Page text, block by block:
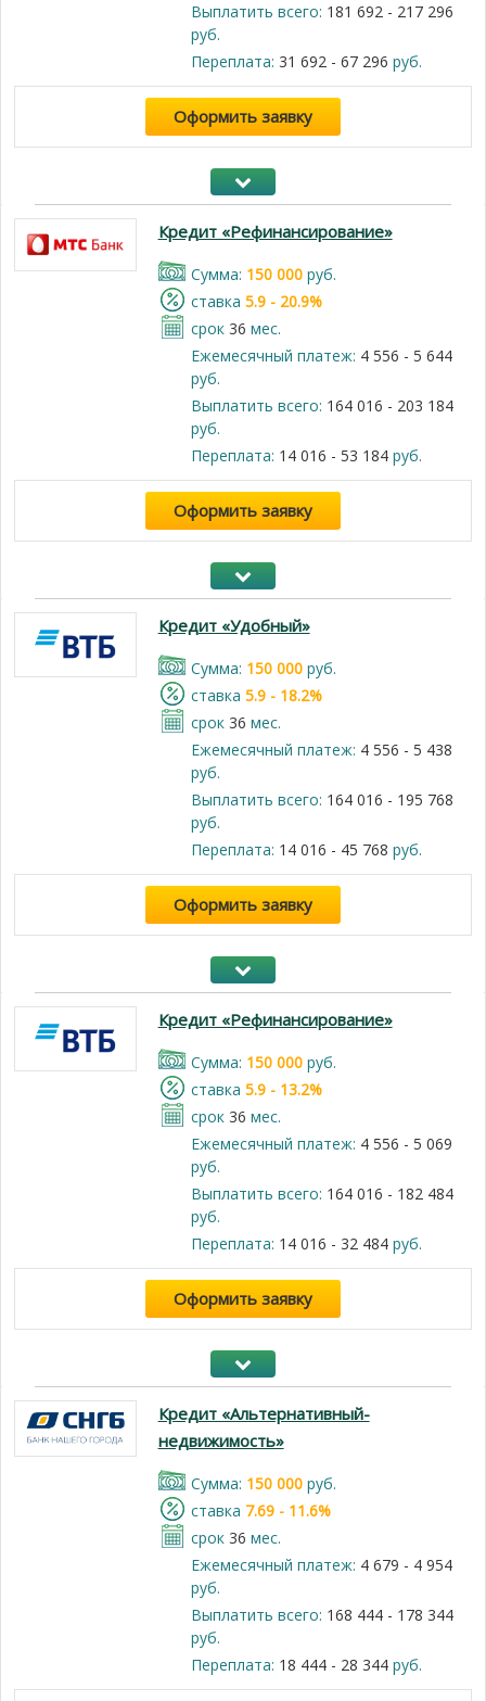
Выплатить всего: 181 692 - 217 296
руб.
Переплата: 31 692 - 67 296 руб.
Оформить заявку
Кредит «Рефинансирование»
Cумма: 150 000руб.
cтавка 5.9 - 20.9%
срок 36 мес.
Ежемесячный платеж: 4 556 - 5 644
руб.
Выплатить всего: 164 016 - 203 184
руб.
Переплата: 14 016 - 53 184руб.
Оформить заявку
Кредит «Удобный»
Cумма: 150 000руб.
cтавка 5.9 - 18.2%
срок 36 мес.
Ежемесячный платеж: 4 556 - 5 438
руб.
Выплатить всего: 164 016 - 195 768
руб.
Переплата: 14 016 - 45 768 руб.
Оформить заявку
Кредит «Рефинансирование»
Cумма: 150 000руб.
cтавка 5.9 - 13.2%
срок 36 мес.
Ежемесячный платеж: 4 556 - 5 069
руб.
Выплатить всего: 164 016 - 182 484
руб.
Переплата: 14 016 - 32 484руб.
Оформить заявку
Кредит «Альтернативный-
недвижимость»
Cумма: 150 000руб.
cтавка 7.69 - 11.6%
срок 36 мес.
Ежемесячный платеж: 4 679 - 4 954
руб.
Выплатить всего: 168 444 - 178 344
руб.
Переплата: 18 444 - 28 344руб.